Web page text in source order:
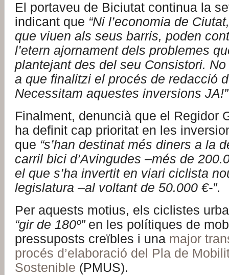
El portaveu de Biciutat continua la
indicant que “Ni l’economia de
que viuen als seus barris, poden
l’etern ajornament dels problemes
plantejant des del seu Consistori.
a que finalitzi el procés de redacció
Necessitam aquestes inversions JA!”
Finalment, denuncià que el Regidor
ha definit cap prioritat en les
que “s’han destinat més diners a la
carril bici d’Avingudes –més de
el que s’ha invertit en viari ciclista
legislatura –al voltant de 50.000 €-”.
Per aquests motius, els ciclistes
“gir de 180º”en les polítiques de
pressuposts creïbles i una major
procés d’elaboració del Pla de
Sostenible (PMUS).